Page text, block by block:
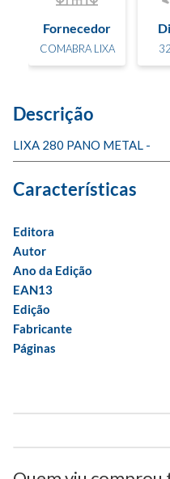
Fornecedor
COMABRA LIXA
Descrição
LIXA 280 PANO METAL -
Editora
Autor
Ano da Edição
EAN13
Edição
Fabricante
Páginas